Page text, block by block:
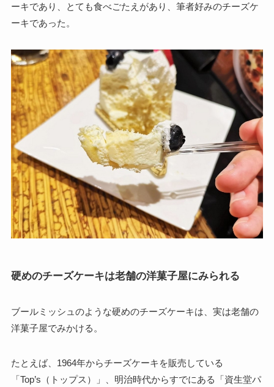
ーキであり、とても食べごたえがあり、筆者好みのチーズケ
ーキであった。
硬めのチーズケーキは老舗の洋菓子屋にみられる
ブールミッシュのような硬めのチーズケーキは、実は老舗の
洋菓子屋でみかける。
たとえば、1964年からチーズケーキを販売している
「Top’s（トップス）」、明治時代からすでにある「資生堂パ